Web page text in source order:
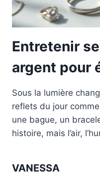
Entretenir
argent pour
Sous la lumière
reflets du jour
une bague, un
histoire, mais l’air,
VANESSA